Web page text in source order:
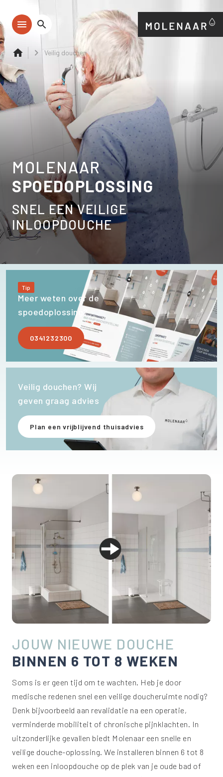
Veilig douchen
MOLENAAR
SPOEDOPLOSSING
SNEL EEN VEILIGE
INLOOPDOUCHE
Tip
Meer weten over de
spoedoplossing?
0341232300
Veilig douchen? Wij
geven graag advies
Plan een vrijblijvend thuisadvies
JOUW NIEUWE DOUCHE
BINNEN 6 TOT 8 WEKEN
Soms is er geen tijd om te wachten. Heb je door
medische redenen snel een veilige doucheruimte nodig?
Denk bijvoorbeeld aan revalidatie na een operatie,
verminderde mobiliteit of chronische pijnklachten. In
uitzonderlijke gevallen biedt Molenaar een snelle en
veilige douche-oplossing. We installeren binnen 6 tot 8
weken een inloopdouche op de plek van je oude bad of